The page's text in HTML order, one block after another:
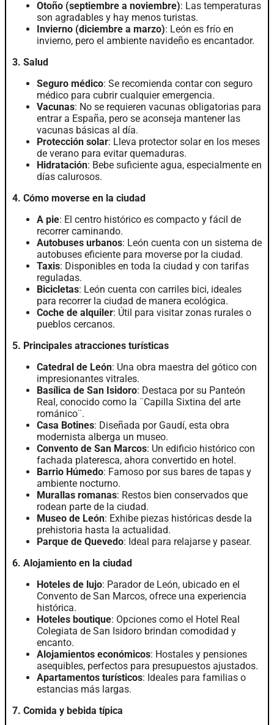
Otoño (septiembre a noviembre): Las temperaturas
son agradables y hay menos turistas.
Invierno (diciembre a marzo): León es frío en
invierno, pero el ambiente navideño es encantador.
3. Salud
Seguro médico: Se recomienda contar con seguro
médico para cubrir cualquier emergencia.
Vacunas: No se requieren vacunas obligatorias para
entrar a España, pero se aconseja mantener las
vacunas básicas al día.
Protección solar: Lleva protector solar en los meses
de verano para evitar quemaduras.
Hidratación: Bebe suficiente agua, especialmente en
días calurosos.
4. Cómo moverse en la ciudad
A pie: El centro histórico es compacto y fácil de
recorrer caminando.
Autobuses urbanos: León cuenta con un sistema de
autobuses eficiente para moverse por la ciudad.
Taxis: Disponibles en toda la ciudad y con tarifas
reguladas.
Bicicletas: León cuenta con carriles bici, ideales
para recorrer la ciudad de manera ecológica.
Coche de alquiler: Útil para visitar zonas rurales o
pueblos cercanos.
5. Principales atracciones turísticas
Catedral de León: Una obra maestra del gótico con
impresionantes vitrales.
Basílica de San Isidoro: Destaca por su Panteón
Real, conocido como la ¨Capilla Sixtina del arte
románico¨.
Casa Botines: Diseñada por Gaudí, esta obra
modernista alberga un museo.
Convento de San Marcos: Un edificio histórico con
fachada plateresca, ahora convertido en hotel.
Barrio Húmedo: Famoso por sus bares de tapas y
ambiente nocturno.
Murallas romanas: Restos bien conservados que
rodean parte de la ciudad.
Museo de León: Exhibe piezas históricas desde la
prehistoria hasta la actualidad.
Parque de Quevedo: Ideal para relajarse y pasear.
6. Alojamiento en la ciudad
Hoteles de lujo: Parador de León, ubicado en el
Convento de San Marcos, ofrece una experiencia
histórica.
Hoteles boutique: Opciones como el Hotel Real
Colegiata de San Isidoro brindan comodidad y
encanto.
Alojamientos económicos: Hostales y pensiones
asequibles, perfectos para presupuestos ajustados.
Apartamentos turísticos: Ideales para familias o
estancias más largas.
7. Comida y bebida típica